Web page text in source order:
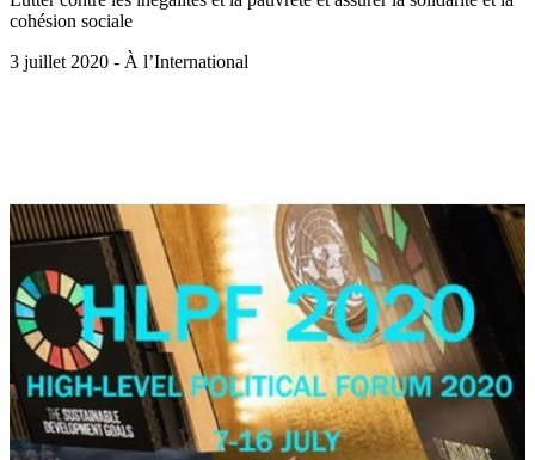
cohésion sociale
3 juillet 2020 - À l’International